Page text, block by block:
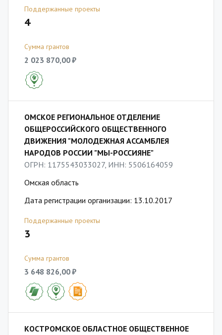
Поддержанные проекты
4
Сумма грантов
2 023 870,00 ₽
ОМСКОЕ РЕГИОНАЛЬНОЕ ОТДЕЛЕНИЕ
ОБЩЕРОССИЙСКОГО ОБЩЕСТВЕННОГО
ДВИЖЕНИЯ "МОЛОДЕЖНАЯ АССАМБЛЕЯ
НАРОДОВ РОССИИ "МЫ-РОССИЯНЕ"
ОГРН: 1175543033027, ИНН: 5506164059
Омская область
Дата регистрации организации: 13.10.2017
Поддержанные проекты
3
Сумма грантов
3 648 826,00 ₽
КОСТРОМСКОЕ ОБЛАСТНОЕ ОБЩЕСТВЕННОЕ